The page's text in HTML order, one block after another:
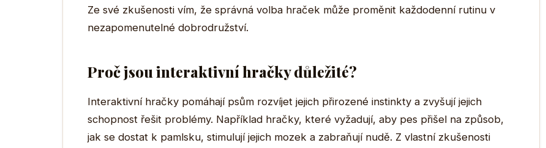
Ze své zkušenosti vím, že správná volba hraček může proměnit každodenní rutinu v
nezapomenutelné dobrodružství.
Proč jsou interaktivní hračky důležité?
Interaktivní hračky pomáhají psům rozvíjet jejich přirozené instinkty a zvyšují jejich
schopnost řešit problémy. Například hračky, které vyžadují, aby pes přišel na způsob,
jak se dostat k pamlsku, stimulují jejich mozek a zabraňují nudě. Z vlastní zkušenosti